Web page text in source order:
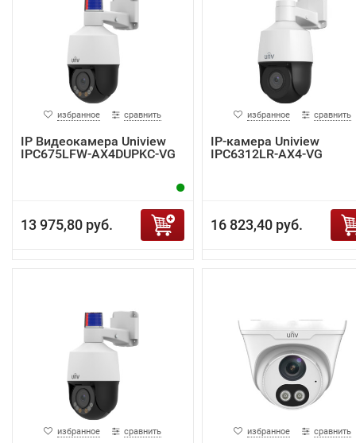
избранное сравнить
IP Видеокамера Uniview
IPC675LFW-AX4DUPKC-VG
13 975,80 руб.
избранное сравнить
IP-камера Uniview
IPC6312LR-AX4-VG
16 823,40 руб.
избранное сравнить избранное сравнить